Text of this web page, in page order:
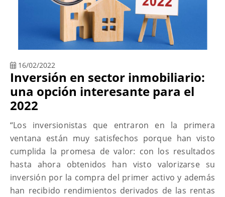
16/02/2022
Inversión en sector inmobiliario:
una opción interesante para el
2022
“Los inversionistas que entraron en la primera
ventana están muy satisfechos porque han visto
cumplida la promesa de valor: con los resultados
hasta ahora obtenidos han visto valorizarse su
inversión por la compra del primer activo y además
han recibido rendimientos derivados de las rentas